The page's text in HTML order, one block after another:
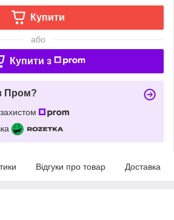
Купити
або
Купити з
Пром?
Відгуки про товар Доставка